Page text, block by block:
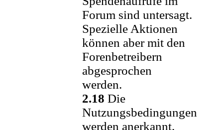
Forum sind untersagt.
Spezielle Aktionen
können aber mit den
Forenbetreibern
abgesprochen
werden.
2.18 Die
Nutzungsbedingungen
werden anerkannt.